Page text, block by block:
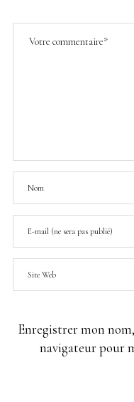
Enregistrer mon
navigateur pour